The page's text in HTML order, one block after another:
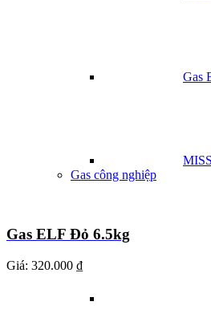
Gas
Gas công nghiệp
Gas ELF Đỏ 6.5kg
Giá: 320.000 ₫